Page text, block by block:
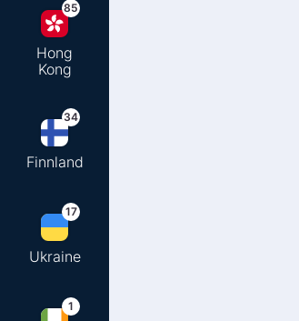
85
Hong
Kong
34
Finnland
17
Ukraine
1